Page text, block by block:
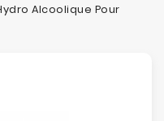
Alcoolique Pour